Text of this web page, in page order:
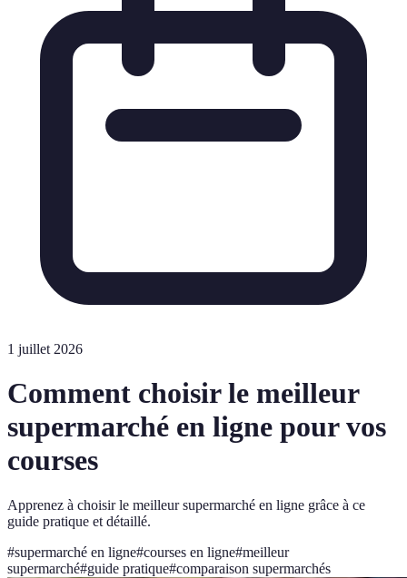
1 juillet 2026
Comment choisir le meilleur
supermarché en ligne pour vos
courses
Apprenez à choisir le meilleur supermarché en ligne grâce à ce
guide pratique et détaillé.
#supermarché en ligne#courses en ligne#meilleur
supermarché#guide pratique#comparaison supermarchés